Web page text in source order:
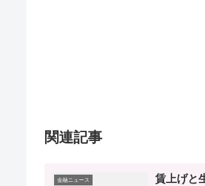
関連記事
金融ニュース 賃上げと